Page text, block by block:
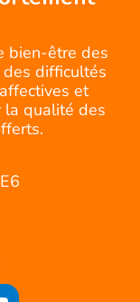
bien-être des
difficultés
et
la qualité des